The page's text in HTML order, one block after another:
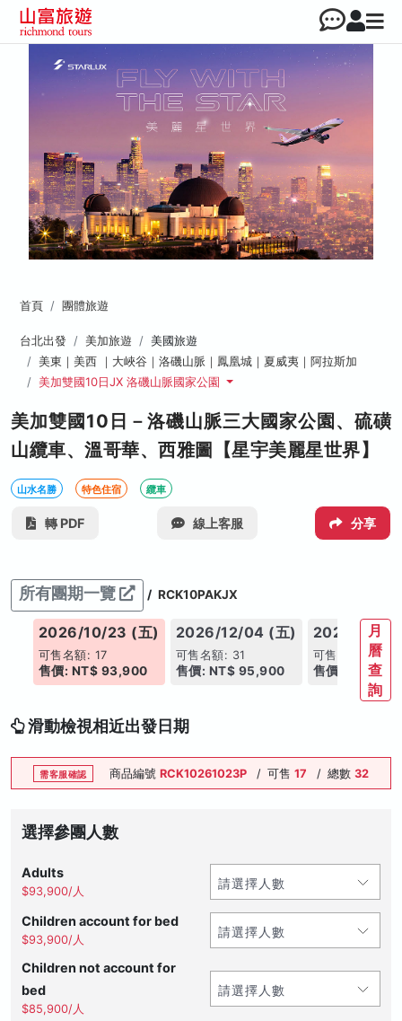
首頁 團體旅遊
台北出發 美加旅遊
美國旅遊
美東｜美西 ｜大峽谷｜洛磯山脈｜鳳凰城｜夏威夷｜阿拉斯加
美加雙國10日JX 洛磯山脈國家公園
美加雙國10日－洛磯山脈三大國家公園、硫磺
山纜車、溫哥華、西雅圖【星宇美麗星世界】
山水名勝 特色住宿 纜車
轉 PDF 線上客服 分享
所有團期一覽 / RCK10PAKJX
2026/10/23 (五)
可售名額: 17
售價: NT$ 93,900
2026/12/04 (五)
可售名額: 31
售價: NT$ 95,900
2027/01/
可售名額: 31
售價: NT$
月
曆
查
詢
滑動檢視相近出發日期
需客服確認 商品編號 RCK10261023P / 可售 17 / 總數 32
選擇參團人數
Adults
$93,900/人
Children account for bed
$93,900/人
Children not account for
bed
$85,900/人